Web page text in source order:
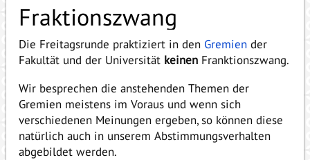
Fraktionszwang
Die Freitagsrunde praktiziert in den Gremien der
Fakultät und der Universität keinen Franktionszwang.
Wir besprechen die anstehenden Themen der
Gremien meistens im Voraus und wenn sich
verschiedenen Meinungen ergeben, so können diese
natürlich auch in unserem Abstimmungsverhalten
abgebildet werden.